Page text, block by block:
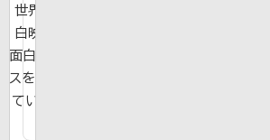
世界の面
白映像や
面白ニュー
スを紹介し
ています。